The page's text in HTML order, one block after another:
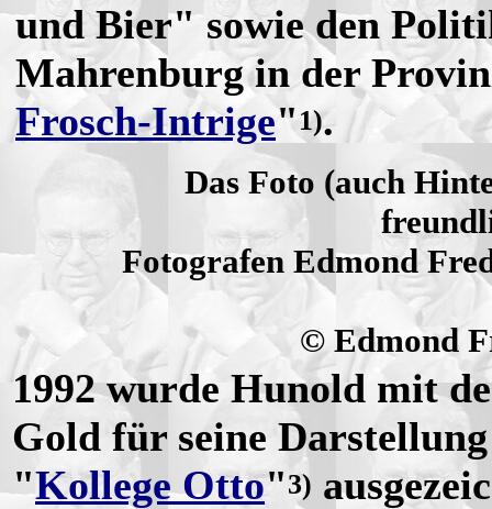
und Bier" sowie den
Mahrenburg in der
Frosch-Intrige" 1).
Das Foto (auch
Fotografen Edmond
© Edmond
1992 wurde Hunold mit
Gold für seine
"Kollege Otto"3)